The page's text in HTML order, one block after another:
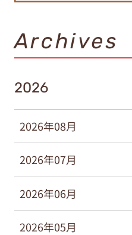
Archives
2026
2026年08月
2026年07月
2026年06月
2026年05月